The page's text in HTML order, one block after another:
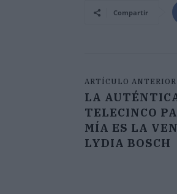
Compartir
ARTÍCULO ANTERIOR
LA
TELECINCO
MÍA ES LA
LYDIA BOSCH